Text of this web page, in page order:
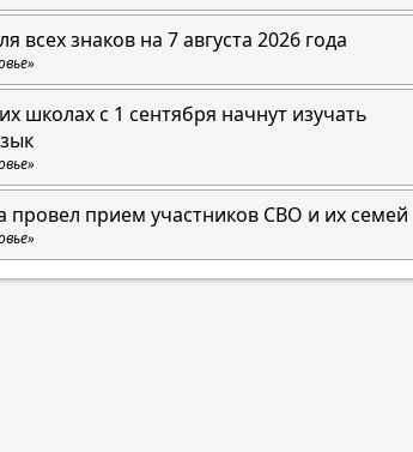
всех знаков на 7 августа 2026 года
школах с 1 сентября начнут изучать
провел прием участников СВО и их семей